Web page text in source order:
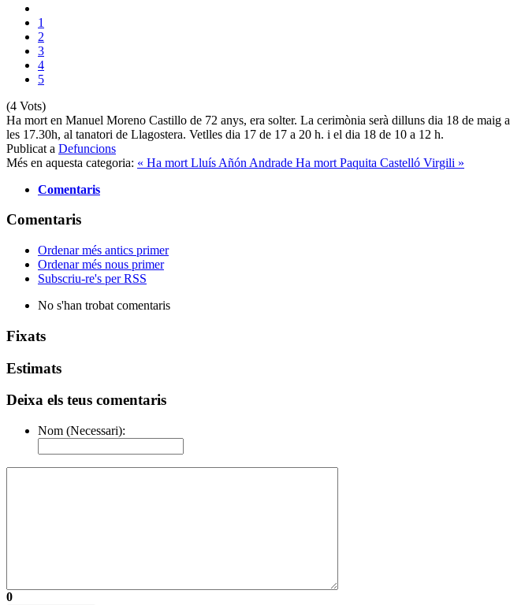
1
2
3
4
5
(4 Vots)
Ha mort en Manuel Moreno Castillo de 72 anys, era solter. La cerimònia serà dilluns dia 18 de maig a
les 17.30h, al tanatori de Llagostera. Vetlles dia 17 de 17 a 20 h. i el dia 18 de 10 a 12 h.
Publicat a Defuncions
Més en aquesta categoria: « Ha mort Lluís Añón Andrade Ha mort Paquita Castelló Virgili »
Comentaris
Comentaris
Ordenar més antics primer
Ordenar més nous primer
Subscriu-re's per RSS
No s'han trobat comentaris
Fixats
Estimats
Deixa els teus comentaris
Nom (Necessari):
0